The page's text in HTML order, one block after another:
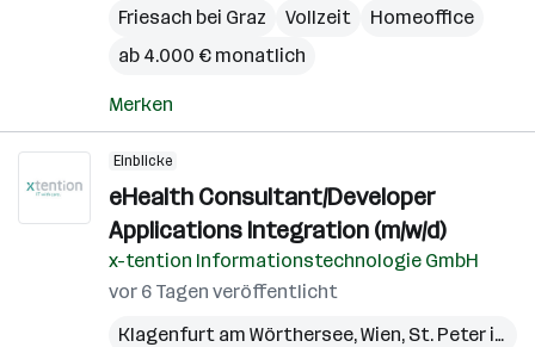
Friesach bei Graz Vollzeit
Homeoffice
ab 4.000 € monatlich
Merken
Einblicke
eHealth Consultant/Developer
Applications Integration (m/w/d)
x-tention Informationstechnologie GmbH
vor 6 Tagen veröffentlicht
Klagenfurt am Wörthersee,Wien, St. Peter in der Au